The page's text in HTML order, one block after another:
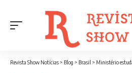
Revista Show Notícias > Blog > Brasil > Ministério estuda promover